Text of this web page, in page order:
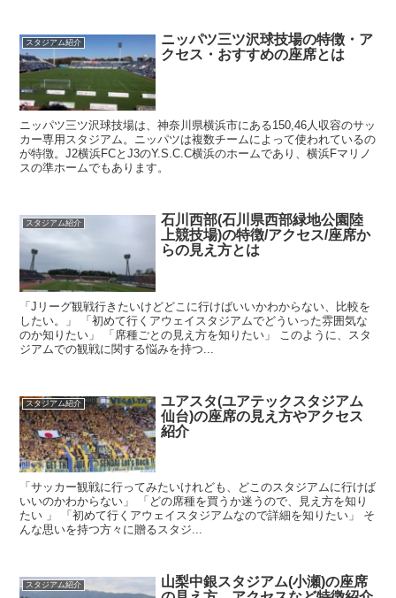
スタジアム紹介
ニッパツ三ツ沢球技場の特徴・ア
クセス・おすすめの座席とは
ニッパツ三ツ沢球技場は、神奈川県横浜市にある150,46人収容のサッ
カー専用スタジアム。ニッパツは複数チームによって使われているの
が特徴。J2横浜FCとJ3のY.S.C.C横浜のホームであり、横浜Fマリノ
スの準ホームでもあります。
スタジアム紹介
石川西部(石川県西部緑地公園陸
上競技場)の特徴/アクセス/座席か
らの見え方とは
「Jリーグ観戦行きたいけどどこに行けばいいかわからない、比較を
したい。」 「初めて行くアウェイスタジアムでどういった雰囲気な
のか知りたい」 「席種ごとの見え方を知りたい」 このように、スタ
ジアムでの観戦に関する悩みを持つ...
スタジアム紹介
ユアスタ(ユアテックスタジアム
仙台)の座席の見え方やアクセス
紹介
「サッカー観戦に行ってみたいけれども、どこのスタジアムに行けば
いいのかわからない」 「どの席種を買うか迷うので、見え方を知り
たい 」 「初めて行くアウェイスタジアムなので詳細を知りたい」 そ
んな思いを持つ方々に贈るスタジ...
スタジアム紹介
山梨中銀スタジアム(小瀬)の座席